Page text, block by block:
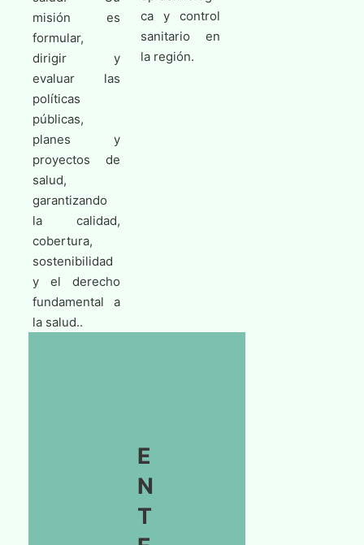
misión es
formular,
dirigir y
evaluar las
políticas
públicas,
planes y
proyectos de
salud,
garantizando
la calidad,
cobertura,
sostenibilidad
y el derecho
fundamental a
la salud..
ca y control
sanitario en
la región.
E
N
T